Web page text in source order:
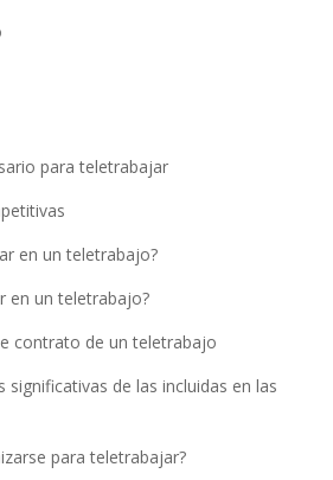
para teletrabajar
en un teletrabajo?
en un teletrabajo?
contrato de un teletrabajo
significativas de las incluidas en las
para teletrabajar?